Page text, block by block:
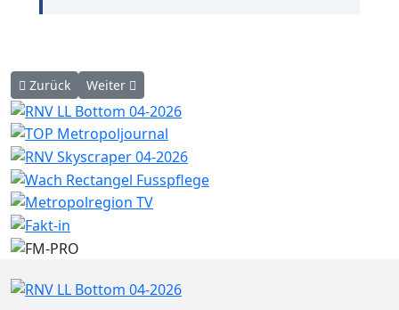
Vorheriger Beitrag: Ludwigshafen-Edigheim: Handy am
Zurück Nächster Beitrag: Ludwigshafen-Mitte: E-Scooter
Weiter